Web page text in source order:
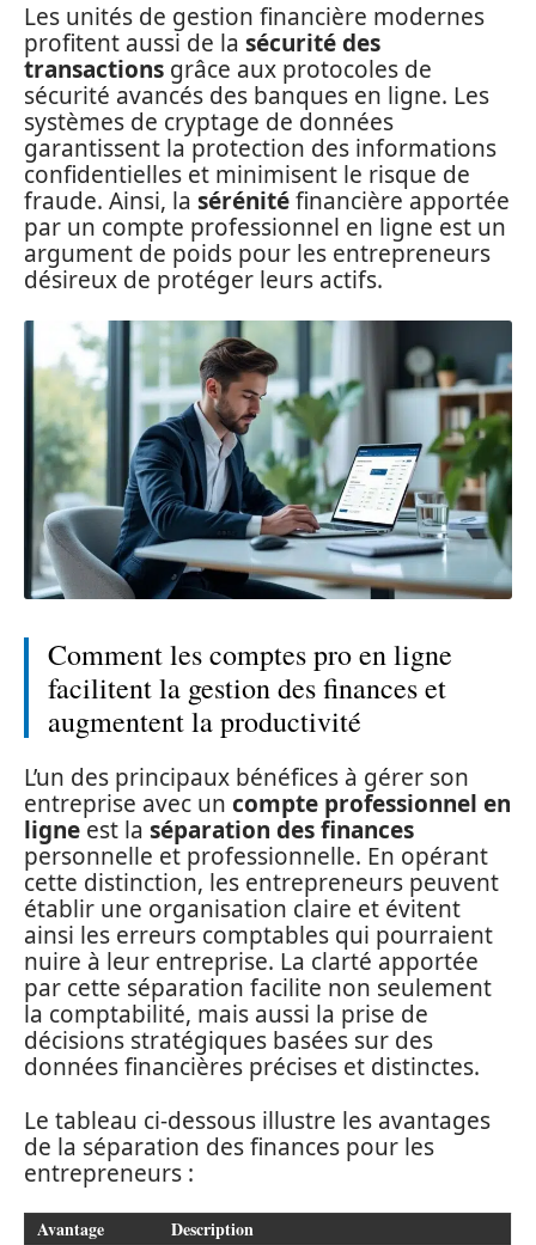
Les unités de gestion financière modernes
profitent aussi de la sécurité des
transactions grâce aux protocoles de
sécurité avancés des banques en ligne. Les
systèmes de cryptage de données
garantissent la protection des informations
confidentielles et minimisent le risque de
fraude. Ainsi, la sérénitéfinancière apportée
par un compte professionnel en ligne est un
argument de poids pour les entrepreneurs
désireux de protéger leurs actifs.
Comment les comptes pro en ligne
facilitent la gestion des finances et
augmentent la productivité
L’un des principaux bénéfices à gérer son
entreprise avec un compte professionnel en
ligne est la séparation des finances
personnelle et professionnelle. En opérant
cette distinction, les entrepreneurs peuvent
établir une organisation claire et évitent
ainsi les erreurs comptables qui pourraient
nuire à leur entreprise. La clarté apportée
par cette séparation facilite non seulement
la comptabilité, mais aussi la prise de
décisions stratégiques basées sur des
données financières précises et distinctes.
Le tableau ci-dessous illustre les avantages
de la séparation des finances pour les
entrepreneurs :
Avantage Description